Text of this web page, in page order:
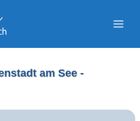
am See -